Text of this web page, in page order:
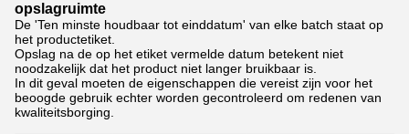
opslagruimte
De 'Ten minste houdbaar tot einddatum' van elke batch staat op
het productetiket.
Opslag na de op het etiket vermelde datum betekent niet
noodzakelijk dat het product niet langer bruikbaar is.
In dit geval moeten de eigenschappen die vereist zijn voor het
beoogde gebruik echter worden gecontroleerd om redenen van
kwaliteitsborging.